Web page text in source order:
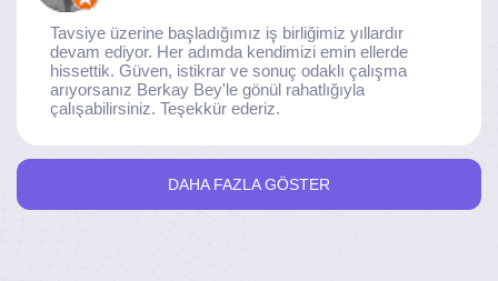
Tavsiye üzerine başladığımız iş birliğimiz yıllardır
devam ediyor. Her adımda kendimizi emin ellerde
hissettik. Güven, istikrar ve sonuç odaklı çalışma
arıyorsanız Berkay Bey'le gönül rahatlığıyla
çalışabilirsiniz. Teşekkür ederiz.
DAHA FAZLA GÖSTER